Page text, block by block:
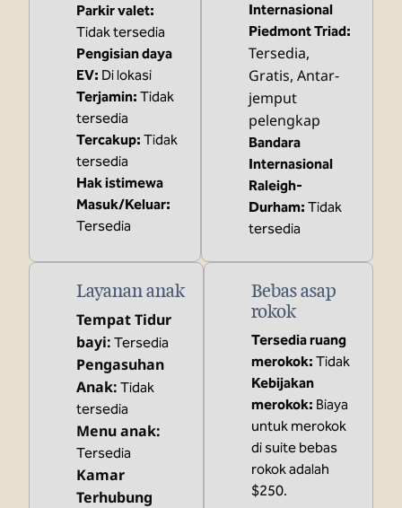
Parkir valet:
Tidak tersedia
Pengisian daya
EV: Di lokasi
Terjamin: Tidak
tersedia
Tercakup: Tidak
tersedia
Hak istimewa
Masuk/Keluar:
Tersedia
Internasional
Piedmont Triad:
Tersedia,
Gratis, Antar-
jemput
pelengkap
Bandara
Internasional
Raleigh-
Durham: Tidak
tersedia
Layanan anak
Tempat Tidur
bayi: Tersedia
Pengasuhan
Anak: Tidak
tersedia
Menu anak:
Tersedia
Kamar
Terhubung
Bebas asap
rokok
Tersedia ruang
merokok: Tidak
Kebijakan
merokok: Biaya
untuk merokok
di suite bebas
rokok adalah
$250.